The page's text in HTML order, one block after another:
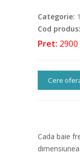
Categorie:
Cod produs:
Pret: 2900
Cere
Cada baie